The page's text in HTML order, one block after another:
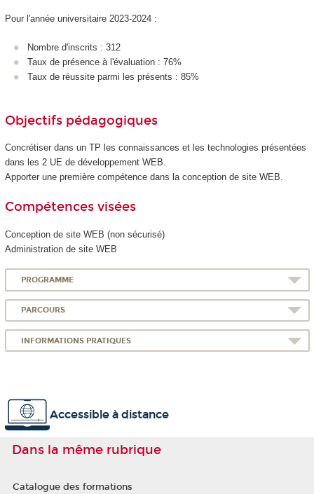
Pour l'année universitaire 2023-2024 :
Nombre d'inscrits : 312
Taux de présence à l'évaluation : 76%
Taux de réussite parmi les présents : 85%
Objectifs pédagogiques
Concrétiser dans un TP les connaissances et les technologies présentées
dans les 2 UE de développement WEB.
Apporter une première compétence dans la conception de site WEB.
Compétences visées
Conception de site WEB (non sécurisé)
Administration de site WEB
PROGRAMME
PARCOURS
INFORMATIONS PRATIQUES
Accessible à distance
Dans la même rubrique
Catalogue des formations